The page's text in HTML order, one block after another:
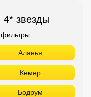
звезды
Аланья
Кемер
Бодрум